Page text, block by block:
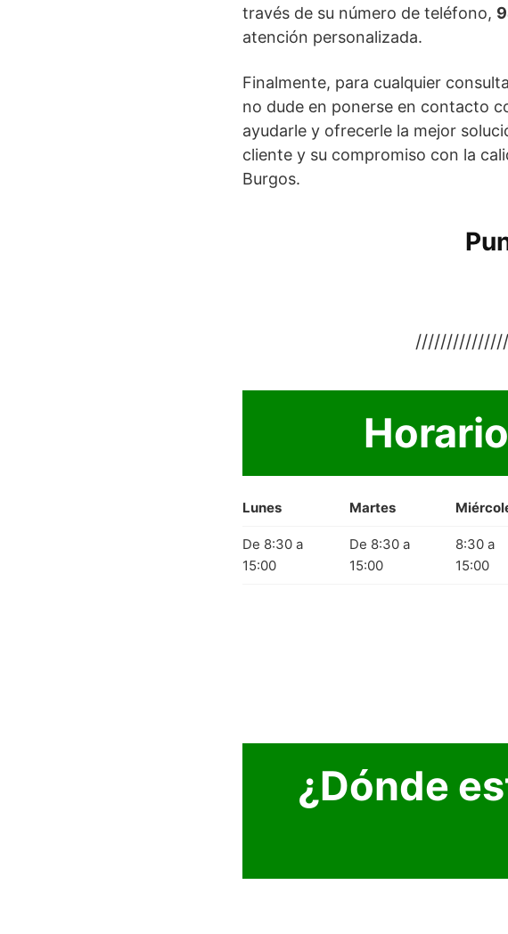
través de su número de teléfono,
atención personalizada.
Finalmente, para cualquier
no dude en ponerse en contacto
ayudarle y ofrecerle la mejor
cliente y su compromiso con la
Burgos.
Lunes Martes
De 8:30 a
15:00
De 8:30 a
15:00
8:30 a
15:00
¿Dónde